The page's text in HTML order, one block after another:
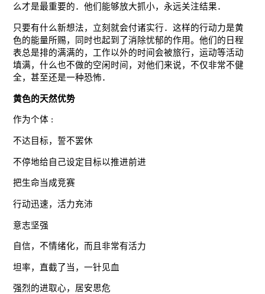
么才是最重要的．他们能够放大抓小，永远关注结果．
只要有什么新想法，立刻就会付诸实行．这样的行动力是黄
色的能量所赐，同时也起到了消除忧郁的作用。他们的日程
表总是排的满满的，工作以外的时间会被旅行，运动等活动
填满，什么也不做的空闲时间，对他们来说，不仅非常不健
全，甚至还是一种恐怖．
黄色的天然优势
作为个体 :
不达目标，誓不罢休
不停地给自己设定目标以推进前进
把生命当成竞赛
行动迅速，活力充沛
意志坚强
自信，不情绪化，而且非常有活力
坦率，直截了当，一针见血
强烈的进取心，居安思危